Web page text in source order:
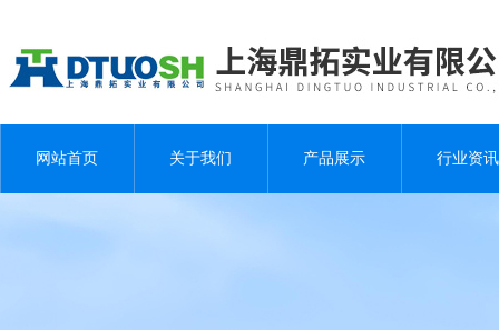
网站首页 关于我们 产品展示 行业资讯